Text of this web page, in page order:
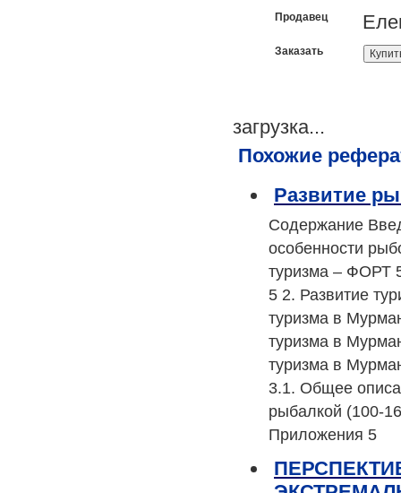
Продавец
Заказать
загрузка...
Похожие
Развитие
Содержание
особенности
туризма – ФОРТ
5 2. Развитие
туризма в
туризма в
туризма в
3.1. Общее
рыбалкой (100-
Приложения 5